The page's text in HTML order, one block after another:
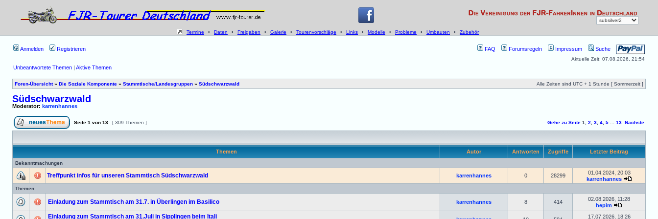
Termine • Daten • Freigaben • Galerie • Tourenvorschläge • Links • Modelle • Probleme • Umbauten • Zubehör
Anmelden Registrieren FAQ Forumsregeln Impressum Suche
Aktuelle Zeit: 07.08.2026, 21:54
Unbeantwortete Themen | Aktive Themen
Foren-Übersicht» Die Soziale Komponente » Stammtische/Landesgruppen » Südschwarzwald Alle Zeiten sind UTC + 1 Stunde [ Sommerzeit ]
Südschwarzwald
Moderator: karrenhannes
Seite 1 von 13 [ 309 Themen ] Gehe zu Seite 1 2 3 4 5 13 Nächste
Themen Autor Antworten Zugriffe Letzter Beitrag
Bekanntmachungen
Treffpunkt infos für unseren Stammtisch Südschwarzwald karrenhannes 0 28299
01.04.2024, 20:03
karrenhannes
Themen
Einladung zum Stammtisch am 31.7. in Überlingen im Basilico karrenhannes 8 414
02.08.2026, 11:28
hepim
Einladung zum Stammtisch am 31.Juli in Sipplingen beim Itali
17.07.2026, 18:26